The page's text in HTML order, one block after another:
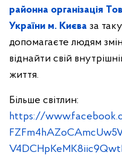
районна організація
України м. Києва за
допомагаєте людям
віднайти свій
життя.
Більше світлин:
https://